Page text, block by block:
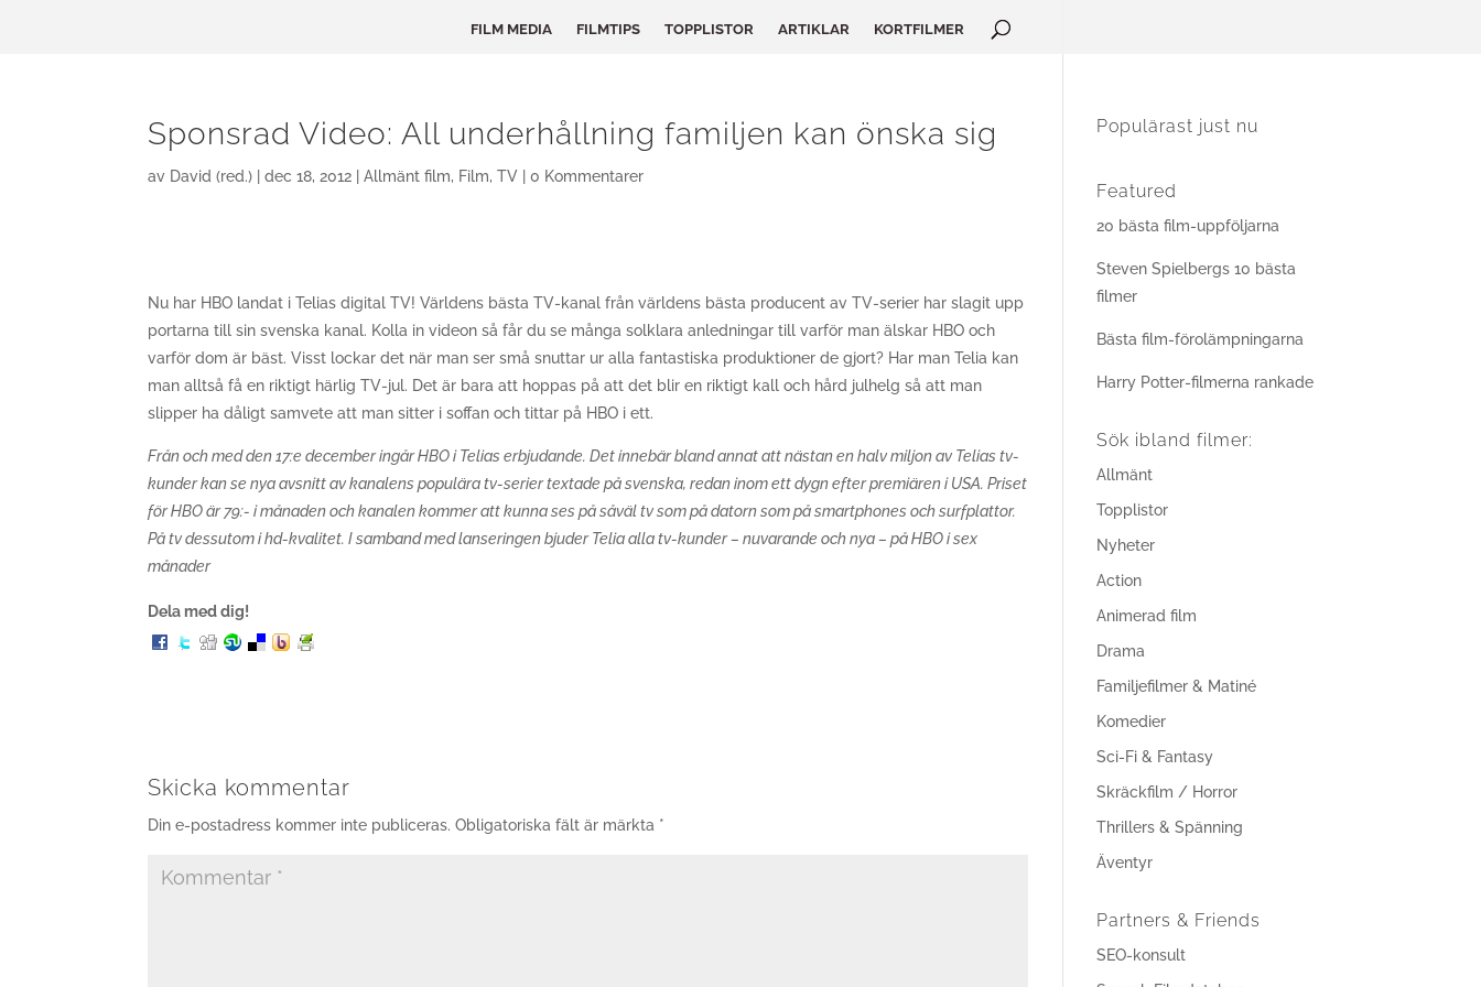
FILM MEDIA FILMTIPS TOPPLISTOR ARTIKLAR KORTFILMER
Sponsrad Video: All underhållning familjen kan önska sig
av David (red.) |dec 18, 2012 |Allmänt film, Film,TV |0 Kommentarer
Nu har HBO landat i Telias digital TV! Världens bästa TV-kanal från världens bästa producent av TV-serier har slagit upp
portarna till sin svenska kanal. Kolla in videon så får du se många solklara anledningar till varför man älskar HBO och
varför dom är bäst. Visst lockar det när man ser små snuttar ur alla fantastiska produktioner de gjort? Har man Telia kan
man alltså få en riktigt härlig TV-jul. Det är bara att hoppas på att det blir en riktigt kall och hård julhelg så att man
slipper ha dåligt samvete att man sitter i soffan och tittar på HBO i ett.
Från och med den 17:e december ingår HBO i Telias erbjudande. Det innebär bland annat att nästan en halv miljon av Telias tv-
kunder kan se nya avsnitt av kanalens populära tv-serier textade på svenska, redan inom ett dygn efter premiären i USA. Priset
för HBO är 79:- i månaden och kanalen kommer att kunna ses på såväl tv som på datorn som på smartphones och surfplattor.
På tv dessutom i hd-kvalitet. I samband med lanseringen bjuder Telia alla tv-kunder – nuvarande och nya – på HBO i sex
månader
Dela med dig!
Skicka kommentar
Din e-postadress kommer inte publiceras. Obligatoriska fält är märkta *
Populärast just nu
Featured
20 bästa film-uppföljarna
Steven Spielbergs 10 bästa
filmer
Bästa film-förolämpningarna
Harry Potter-filmerna rankade
Sök ibland filmer:
Allmänt
Topplistor
Nyheter
Action
Animerad film
Drama
Familjefilmer & Matiné
Komedier
Sci-Fi & Fantasy
Skräckfilm / Horror
Thrillers & Spänning
Äventyr
Partners & Friends
SEO-konsult